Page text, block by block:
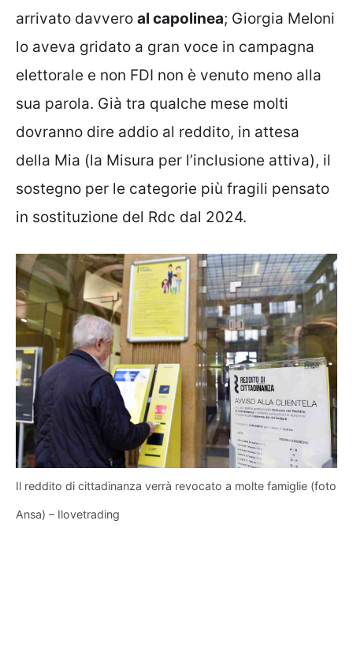
arrivato davvero al capolinea; Giorgia Meloni
lo aveva gridato a gran voce in campagna
elettorale e non FDI non è venuto meno alla
sua parola. Già tra qualche mese molti
dovranno dire addio al reddito, in attesa
della Mia (la Misura per l’inclusione attiva), il
sostegno per le categorie più fragili pensato
in sostituzione del Rdc dal 2024.
Il reddito di cittadinanza verrà revocato a molte famiglie (foto
Ansa) – Ilovetrading